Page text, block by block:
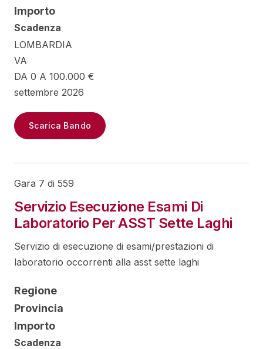
Importo
Scadenza
LOMBARDIA
VA
DA 0 A 100.000 €
settembre 2026
Scarica Bando
Gara 7 di 559
Servizio Esecuzione Esami Di
Laboratorio Per ASST Sette Laghi
Servizio di esecuzione di esami/prestazioni di
laboratorio occorrenti alla asst sette laghi
Regione
Provincia
Importo
Scadenza